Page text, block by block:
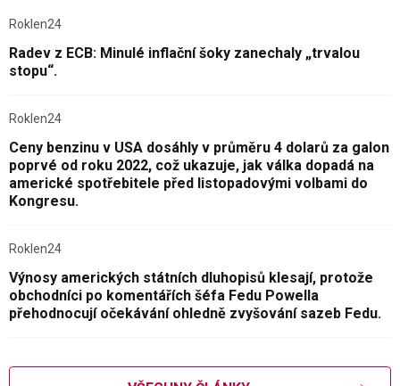
Roklen24
Radev z ECB: Minulé inflační šoky zanechaly „trvalou
stopu“.
Roklen24
Ceny benzinu v USA dosáhly v průměru 4 dolarů za galon
poprvé od roku 2022, což ukazuje, jak válka dopadá na
americké spotřebitele před listopadovými volbami do
Kongresu.
Roklen24
Výnosy amerických státních dluhopisů klesají, protože
obchodníci po komentářích šéfa Fedu Powella
přehodnocují očekávání ohledně zvyšování sazeb Fedu.